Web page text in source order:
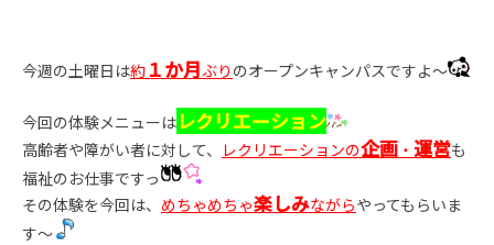
今週の土曜日は約 １か月ぶり のオープンキャンパスですよ～
今回の体験メニューはレクリエーション
高齢者や障がい者に対して、 レクリエーションの企画 ・ 運営も
福祉のお仕事ですっ
その体験を今回は、 めちゃめちゃ楽しみながらやってもらいま
す～